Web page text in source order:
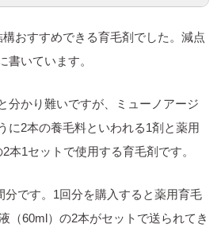
哲也
107-6206
京都港区赤坂9-7-1 ミッドタウンタワー6
260-386（平日 9:00～17:00）
おすすめできる育毛剤でした。減点
書いています。
分かり難いですが、ミューノアージ
に2本の養毛料といわれる1剤と薬用
本1セットで使用する育毛剤です。
分です。1回分を購入すると薬用育毛
（60ml）の2本がセットで送られてき